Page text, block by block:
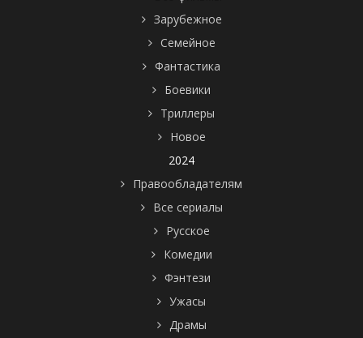
Зарубежное
Семейное
Фантастика
Боевики
Триллеры
Новое
2024
Правообладателям
Все сериалы
Русское
Комедии
Фэнтези
Ужасы
Драмы